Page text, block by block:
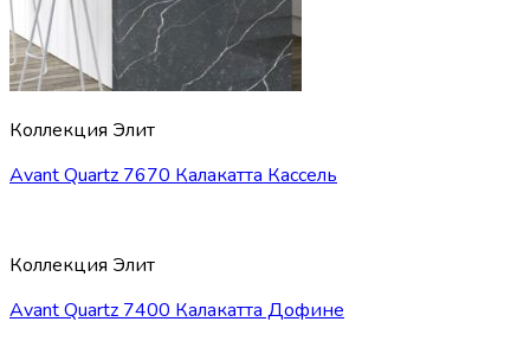
Коллекция Элит
Avant Quartz 7670 Калакатта Кассель
Коллекция Элит
Avant Quartz 7400 Калакатта Дофине